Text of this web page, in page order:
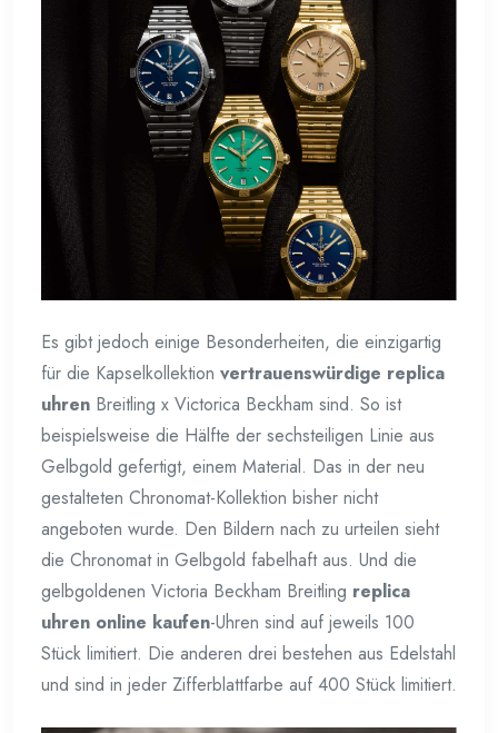
Es gibt jedoch einige Besonderheiten, die einzigartig
für die Kapselkollektion vertrauenswürdige replica
uhren Breitling x Victorica Beckham sind. So ist
beispielsweise die Hälfte der sechsteiligen Linie aus
Gelbgold gefertigt, einem Material. Das in der neu
gestalteten Chronomat-Kollektion bisher nicht
angeboten wurde. Den Bildern nach zu urteilen sieht
die Chronomat in Gelbgold fabelhaft aus. Und die
gelbgoldenen Victoria Beckham Breitling replica
uhren online kaufen-Uhren sind auf jeweils 100
Stück limitiert. Die anderen drei bestehen aus Edelstahl
und sind in jeder Zifferblattfarbe auf 400 Stück limitiert.